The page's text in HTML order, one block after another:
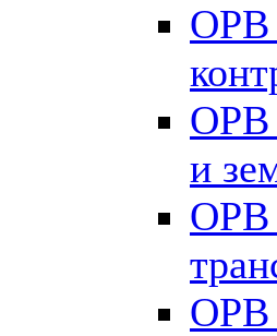
ОРВ
ОРВ
и
ОРВ
ОРВ